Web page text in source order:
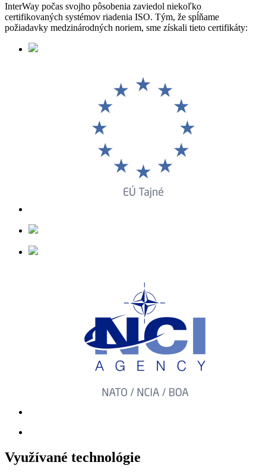
InterWay počas svojho pôsobenia zaviedol niekoľko
certifikovaných systémov riadenia ISO. Tým, že spĺňame
požiadavky medzinárodných noriem, sme získali tieto certifikáty:
Využívané technológie